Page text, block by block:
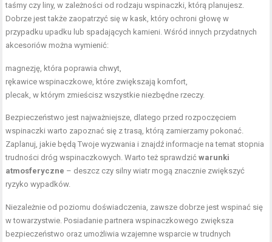
taśmy czy liny, w zależności od rodzaju wspinaczki, którą planujesz.
Dobrze jest także zaopatrzyć się w kask, który ochroni głowę w
przypadku upadku lub spadających kamieni. Wśród innych przydatnych
akcesoriów można wymienić:
magnezję, która poprawia chwyt,
rękawice wspinaczkowe, które zwiększają komfort,
plecak, w którym zmieścisz wszystkie niezbędne rzeczy.
Bezpieczeństwo jest najważniejsze, dlatego przed rozpoczęciem
wspinaczki warto zapoznać się z trasą, którą zamierzamy pokonać.
Zaplanuj, jakie będą Twoje wyzwania i znajdź informacje na temat stopnia
trudności dróg wspinaczkowych. Warto też sprawdzićwarunki
atmosferyczne – deszcz czy silny wiatr mogą znacznie zwiększyć
ryzyko wypadków.
Niezależnie od poziomu doświadczenia, zawsze dobrze jest wspinać się
w towarzystwie. Posiadanie partnera wspinaczkowego zwiększa
bezpieczeństwo oraz umożliwia wzajemne wsparcie w trudnych